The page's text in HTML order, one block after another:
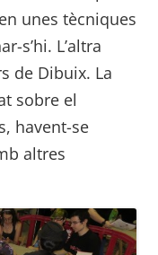
unes tècniques
s’hi. L’altra
de Dibuix. La
sobre el
havent-se
altres